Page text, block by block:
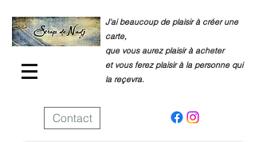
J'ai beaucoup de plaisir à créer une
carte,
que vous aurez plaisir à acheter
et vous ferez plaisir à la personne qui
la reçevra.
Contact